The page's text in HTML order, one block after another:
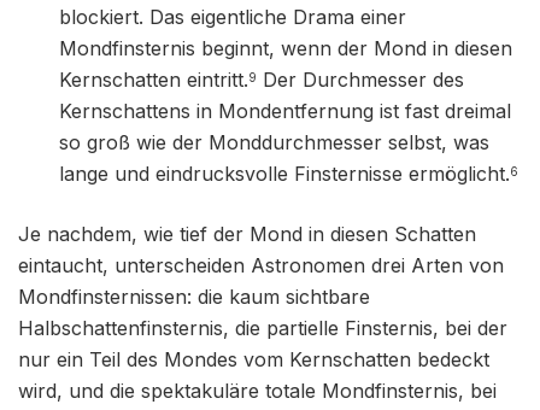
blockiert. Das eigentliche Drama einer
Mondfinsternis beginnt, wenn der Mond in diesen
Kernschatten eintritt.9 Der Durchmesser des
Kernschattens in Mondentfernung ist fast dreimal
so groß wie der Monddurchmesser selbst, was
lange und eindrucksvolle Finsternisse ermöglicht.6
Je nachdem, wie tief der Mond in diesen Schatten
eintaucht, unterscheiden Astronomen drei Arten von
Mondfinsternissen: die kaum sichtbare
Halbschattenfinsternis, die partielle Finsternis, bei der
nur ein Teil des Mondes vom Kernschatten bedeckt
wird, und die spektakuläre totale Mondfinsternis, bei